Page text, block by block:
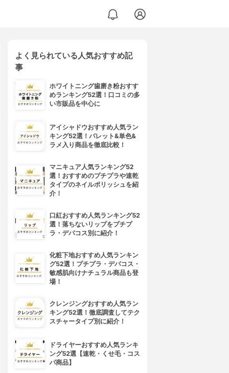
よく見られている人気おすすめ記
事
ホワイトニング歯磨き粉おすす
めランキング52選！口コミの多
い市販品を中心に
アイシャドウおすすめ人気ラン
キング52選！パレット&単色&
ラメ入り商品を徹底比較！
マニキュア人気ランキング52
選！おすすめのプチプラや速乾
タイプのネイルポリッシュを紹
介！
口紅おすすめ人気ランキング52
選！落ちないリップをプチプ
ラ・デパコス別に紹介！
化粧下地おすすめ人気ランキン
グ52選！プチプラ・デパコス・
敏感肌向けナチュラル商品も登
場！
クレンジングおすすめ人気ラン
キング52選！徹底調査してテク
スチャータイプ別に紹介！
ドライヤーおすすめ人気ランキ
ング52選【速乾・くせ毛・コス
パ商品】